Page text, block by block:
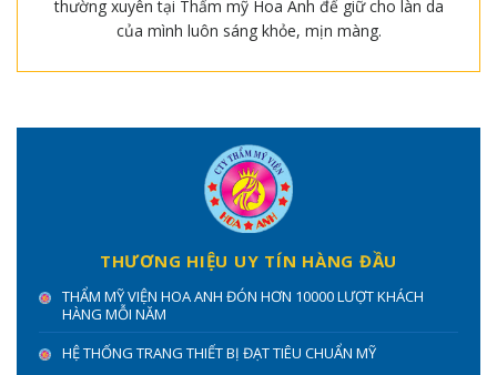
thường xuyên tại Thẩm mỹ Hoa Anh để giữ cho làn da
của mình luôn sáng khỏe, mịn màng.
THƯƠNG HIỆU UY TÍN HÀNG ĐẦU
THẨM MỸ VIỆN HOA ANH ĐÓN HƠN 10000 LƯỢT KHÁCH
HÀNG MỖI NĂM
HỆ THỐNG TRANG THIẾT BỊ ĐẠT TIÊU CHUẨN MỸ